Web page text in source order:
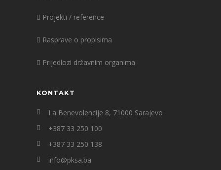
Projekti / reference
Rasprave o propisima
Prijedlozi državnim organima
KONTAKT
La Benevolencije 8, 71000 Sarajevo
+387 33 250 100
+387 33 250 138
info@pksa.ba